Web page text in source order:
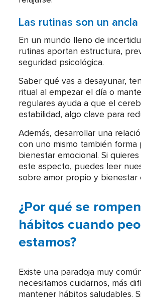
Las rutinas son un ancla
En un mundo lleno de
rutinas aportan estructura,
seguridad psicológica.
Saber qué vas a desayunar,
ritual al empezar el día o
regulares ayuda a que el
estabilidad, algo clave para
Además, desarrollar una
con uno mismo también forma
bienestar emocional. Si
este aspecto, puedes leer
sobre amor propio y bienestar
¿Por qué se
hábitos cuando
estamos?
Existe una paradoja muy
necesitamos cuidarnos, más
mantener hábitos saludables.